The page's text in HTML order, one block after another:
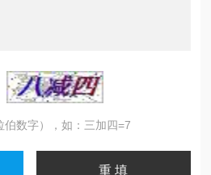
数字），如：三加四=7